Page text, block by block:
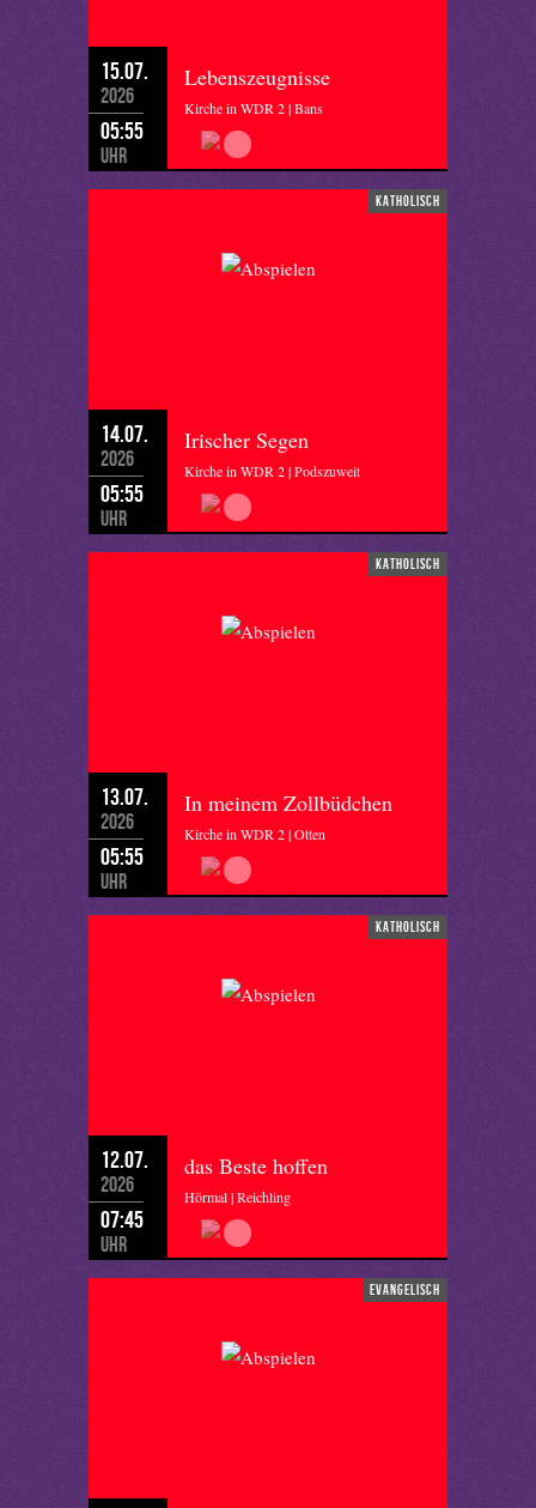
15.07.
2026
05:55
Uhr
Lebenszeugnisse
Kirche in WDR 2 | Bans
katholisch
14.07.
2026
05:55
Uhr
Irischer Segen
Kirche in WDR 2 | Podszuweit
katholisch
13.07.
2026
05:55
Uhr
In meinem Zollbüdchen
Kirche in WDR 2 | Otten
katholisch
12.07.
2026
07:45
Uhr
das Beste hoffen
Hörmal | Reichling
evangelisch